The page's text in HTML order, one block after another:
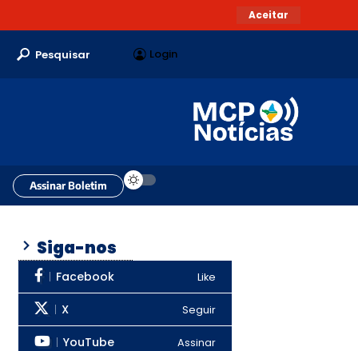
Aceitar
Pesquisar Login
Assinar Boletim
Siga-nos
Facebook Like
X Seguir
YouTube Assinar